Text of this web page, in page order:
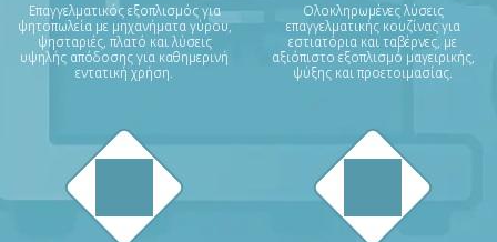
Επαγγελματικός εξοπλισμός για
ψητοπωλεία με μηχανήματα γύρου,
ψησταριές, πλατό και λύσεις
υψηλής απόδοσης για καθημερινή
εντατική χρήση.
Ολοκληρωμένες λύσεις
επαγγελματικής κουζίνας για
εστιατόρια και ταβέρνες, με
αξιόπιστο εξοπλισμό μαγειρικής,
ψύξης και προετοιμασίας.